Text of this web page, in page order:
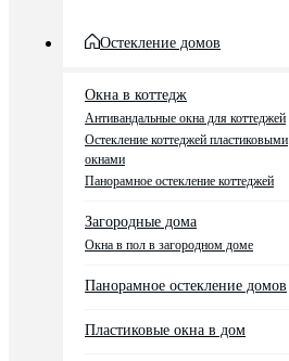
Остекление домов
Окна в коттедж
Антивандальные окна для коттеджей
Остекление коттеджей пластиковыми
окнами
Панорамное остекление коттеджей
Загородные дома
Окна в пол в загородном доме
Панорамное остекление домов
Пластиковые окна в дом